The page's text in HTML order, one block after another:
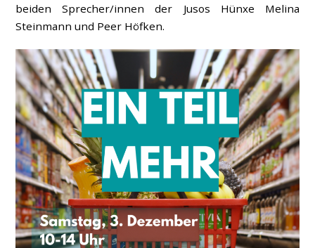
beiden Sprecher/innen der Jusos Hünxe Melina
Steinmann und Peer Höfken.